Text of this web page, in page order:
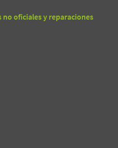
oficiales y reparaciones